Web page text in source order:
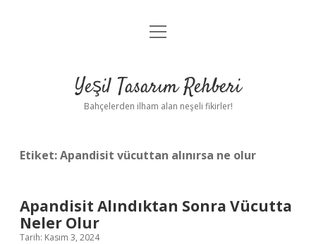
Anasayfa
Yasal Uyarı
menüyü
Yeşil Tasarım Rehberi
Bahçelerden ilham alan neşeli fikirler!
Etiket:Apandisit vücuttan alınırsa ne olur
Apandisit Alındıktan Sonra Vücutta
Neler Olur
Tarih: Kasım 3, 2024